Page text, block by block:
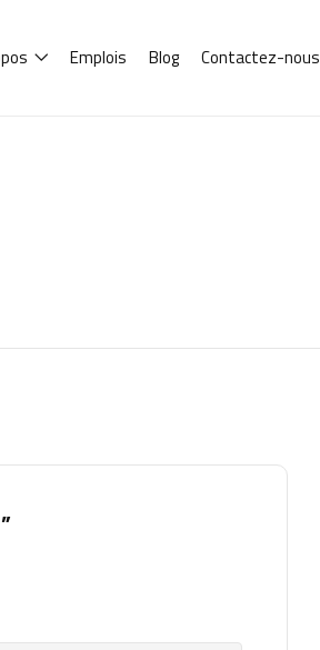
Emplois Blog Contactez-nous